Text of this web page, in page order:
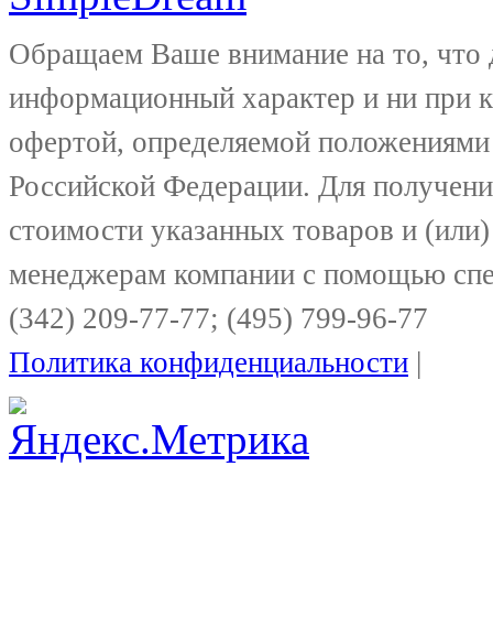
Обращаем Ваше внимание на то, что
информационный характер и ни при
офертой, определяемой
Российской Федерации. Для
стоимости указанных товаров и
менеджерам компании с помощью
(342) 209-77-77; (495) 799-96-77
Политика конфиденциальности |